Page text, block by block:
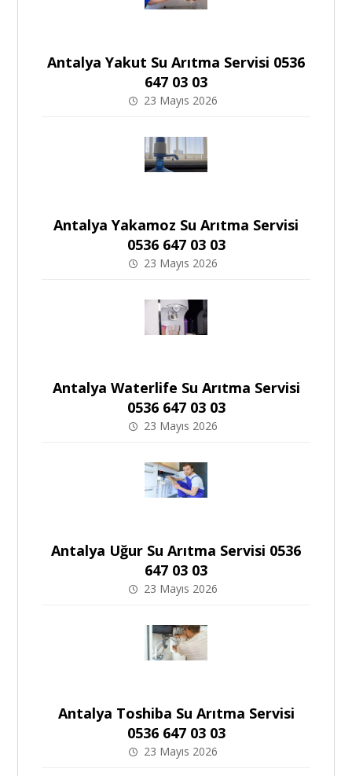
Antalya Yakut Su Arıtma Servisi 0536
647 03 03
23 Mayıs 2026
Antalya Yakamoz Su Arıtma Servisi
0536 647 03 03
23 Mayıs 2026
Antalya Waterlife Su Arıtma Servisi
0536 647 03 03
23 Mayıs 2026
Antalya Uğur Su Arıtma Servisi 0536
647 03 03
23 Mayıs 2026
Antalya Toshiba Su Arıtma Servisi
0536 647 03 03
23 Mayıs 2026